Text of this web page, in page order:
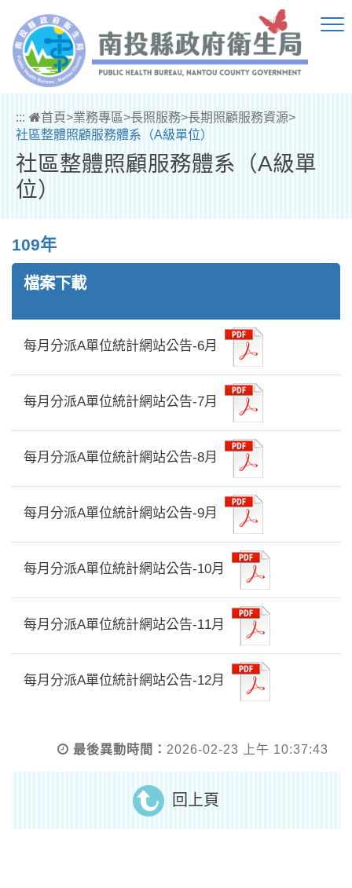
::: 首頁>業務專區>長照服務>長期照顧服務資源>
社區整體照顧服務體系（A級單位）
社區整體照顧服務體系（A級單
位）
109年
檔案下載
每月分派A單位統計網站公告-6月
每月分派A單位統計網站公告-7月
每月分派A單位統計網站公告-8月
每月分派A單位統計網站公告-9月
每月分派A單位統計網站公告-10月
每月分派A單位統計網站公告-11月
每月分派A單位統計網站公告-12月
最後異動時間： 2026-02-23 上午 10:37:43
回上頁